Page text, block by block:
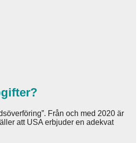
Från och med 2020 är
att USA erbjuder en adekvat